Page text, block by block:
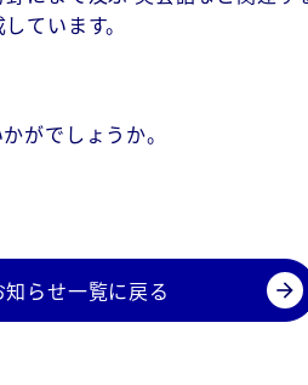
ています。
がでしょうか。
知らせ一覧に戻る arrow_forward